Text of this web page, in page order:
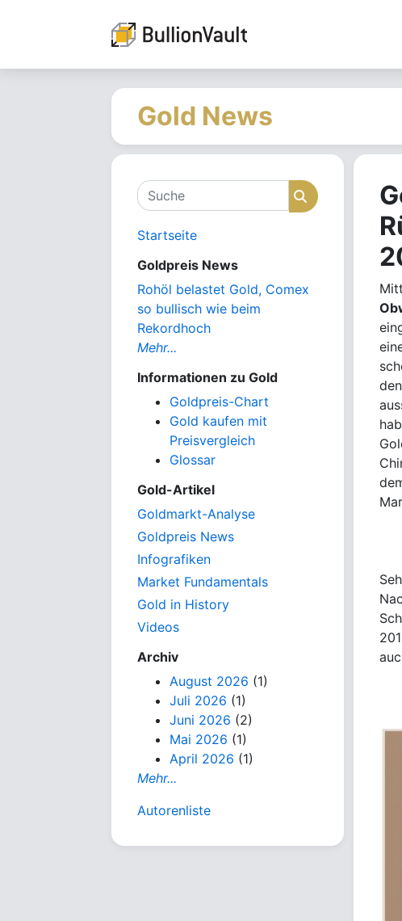
Gold News
Suche Suche
Startseite
Goldpreis News
Rohöl belastet Gold, Comex
so bullisch wie beim
Rekordhoch
Mehr...
Informationen zu Gold
Goldpreis-Chart
Gold kaufen mit
Preisvergleich
Glossar
Gold-Artikel
Goldmarkt-Analyse
Goldpreis News
Infografiken
Market Fundamentals
Gold in History
Videos
Archiv
August 2026 (1)
Juli 2026 (1)
Juni 2026 (2)
Mai 2026 (1)
April 2026 (1)
Mehr...
Autorenliste